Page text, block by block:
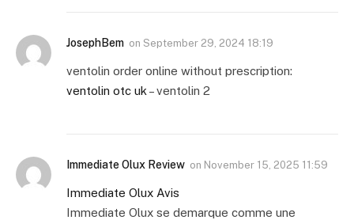
JosephBem on September 29, 2024 18:19
ventolin order online without prescription:
ventolin otc uk – ventolin 2
Immediate Olux Review on November 15, 2025 11:59
Immediate Olux Avis
Immediate Olux se demarque comme une